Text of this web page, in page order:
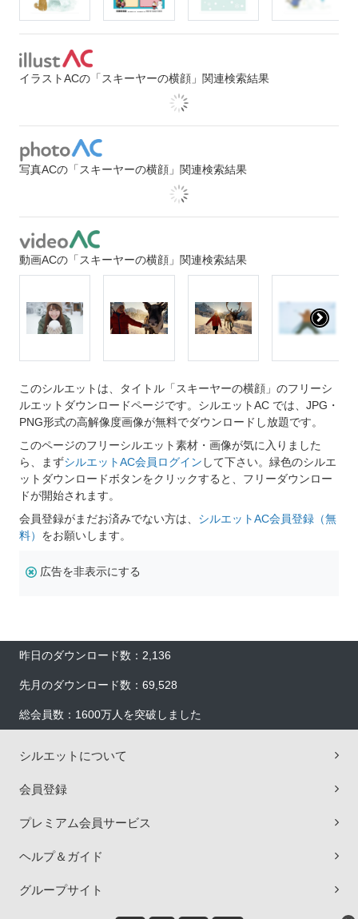
イラストACの「スキーヤーの横顔」関連検索結果
写真ACの「スキーヤーの横顔」関連検索結果
動画ACの「スキーヤーの横顔」関連検索結果
このシルエットは、タイトル「スキーヤーの横顔」のフリーシ
ルエットダウンロードページです。シルエットAC では、JPG・
PNG形式の高解像度画像が無料でダウンロードし放題です。
このページのフリーシルエット素材・画像が気に入りました
ら、まずシルエットAC会員ログイン して下さい。緑色のシルエ
ットダウンロードボタンをクリックすると、フリーダウンロー
ドが開始されます。
会員登録がまだお済みでない方は、 シルエットAC会員登録（無
料） をお願いします。
広告を非表示にする
昨日のダウンロード数：2,136
先月のダウンロード数：69,528
総会員数：1600万人を突破しました
シルエットについて
会員登録
プレミアム会員サービス
ヘルプ＆ガイド
グループサイト